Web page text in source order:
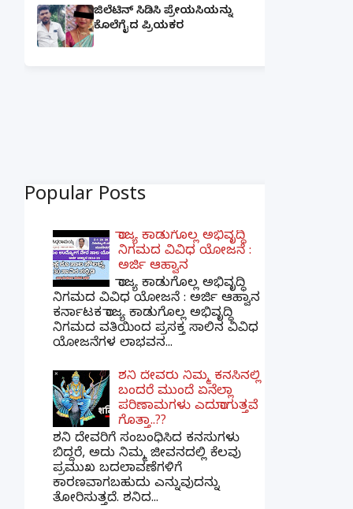
ಜಿಲೆಟಿನ್ ಸಿಡಿಸಿ ಪ್ರೇಯಸಿಯನ್ನು
ಕೊಲೆಗೈದ ಪ್ರಿಯಕರ
Popular Posts
ರಾಜ್ಯ ಕಾಡುಗೊಲ್ಲ ಅಭಿವೃದ್ಧಿ
ನಿಗಮದ ವಿವಿಧ ಯೋಜನೆ :
ಅರ್ಜಿ ಆಹ್ವಾನ
ರಾಜ್ಯ ಕಾಡುಗೊಲ್ಲ ಅಭಿವೃದ್ಧಿ
ನಿಗಮದ ವಿವಿಧ ಯೋಜನೆ : ಅರ್ಜಿ ಆಹ್ವಾನ
ಕರ್ನಾಟಕ ರಾಜ್ಯ ಕಾಡುಗೊಲ್ಲ ಅಭಿವೃದ್ಧಿ
ನಿಗಮದ ವತಿಯಿಂದ ಪ್ರಸಕ್ತ ಸಾಲಿನ ವಿವಿಧ
ಯೋಜನೆಗಳ ಲಾಭವನ...
ಶನಿ ದೇವರು ನಿಮ್ಮ ಕನಸಿನಲ್ಲಿ
ಬಂದರೆ ಮುಂದೆ ಏನೆಲ್ಲಾ
ಪರಿಣಾಮಗಳು ಎದುರಾಗುತ್ತವೆ
ಗೊತ್ತಾ..??
ಶನಿ ದೇವರಿಗೆ ಸಂಬಂಧಿಸಿದ ಕನಸುಗಳು
ಬಿದ್ದರೆ, ಅದು ನಿಮ್ಮ ಜೀವನದಲ್ಲಿ ಕೆಲವು
ಪ್ರಮುಖ ಬದಲಾವಣೆಗಳಿಗೆ
ಕಾರಣವಾಗಬಹುದು ಎನ್ನುವುದನ್ನು
ತೋರಿಸುತ್ತದೆ. ಶನಿದ...